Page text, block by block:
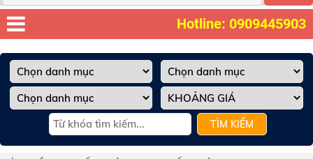
Hotline: 0909445903
TÌM KIẾM